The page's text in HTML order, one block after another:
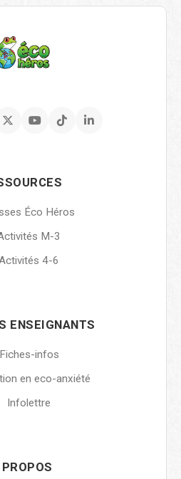
Éco Héros
M-3
4-6
ENSEIGNANTS
Fiches-infos
en eco-anxiété
Infolettre